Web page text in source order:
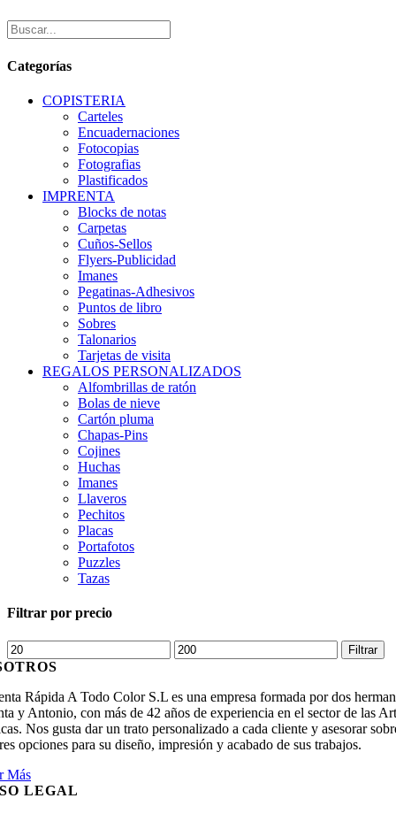
Categorías
COPISTERIA
Carteles
Encuadernaciones
Fotocopias
Fotografias
Plastificados
IMPRENTA
Blocks de notas
Carpetas
Cuños-Sellos
Flyers-Publicidad
Imanes
Pegatinas-Adhesivos
Puntos de libro
Sobres
Talonarios
Tarjetas de visita
REGALOS PERSONALIZADOS
Alfombrillas de ratón
Bolas de nieve
Cartón pluma
Chapas-Pins
Cojines
Huchas
Imanes
Llaveros
Pechitos
Placas
Portafotos
Puzzles
Tazas
Filtrar por precio
Precio
mínimo
Precio
máximo
Filtrar
Rápida A Todo Color S.L es una empresa formada por dos
y Antonio, con más de 42 años de experiencia en el sector de las
Nos gusta dar un trato personalizado a cada cliente y asesorar
opciones para su diseño, impresión y acabado de sus trabajos.
Más
LEGAL